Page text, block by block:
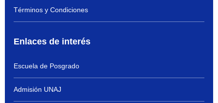
Términos y Condiciones
Enlaces de interés
Escuela de Posgrado
Admisión UNAJ